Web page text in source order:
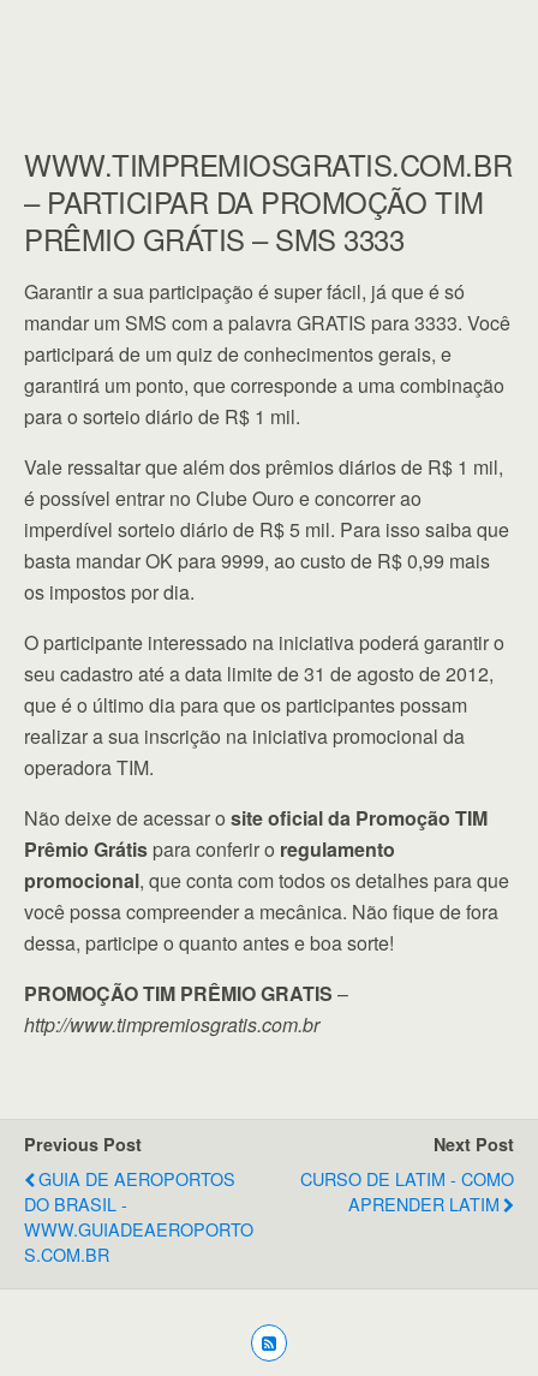
WWW.TIMPREMIOSGRATIS.COM.BR
– PARTICIPAR DA PROMOÇÃO TIM
PRÊMIO GRÁTIS – SMS 3333
Garantir a sua participação é super fácil, já que é só
mandar um SMS com a palavra GRATIS para 3333. Você
participará de um quiz de conhecimentos gerais, e
garantirá um ponto, que corresponde a uma combinação
para o sorteio diário de R$ 1 mil.
Vale ressaltar que além dos prêmios diários de R$ 1 mil,
é possível entrar no Clube Ouro e concorrer ao
imperdível sorteio diário de R$ 5 mil. Para isso saiba que
basta mandar OK para 9999, ao custo de R$ 0,99 mais
os impostos por dia.
O participante interessado na iniciativa poderá garantir o
seu cadastro até a data limite de 31 de agosto de 2012,
que é o último dia para que os participantes possam
realizar a sua inscrição na iniciativa promocional da
operadora TIM.
Não deixe de acessar o site oficial da Promoção TIM
Prêmio Grátis para conferir o regulamento
promocional, que conta com todos os detalhes para que
você possa compreender a mecânica. Não fique de fora
dessa, participe o quanto antes e boa sorte!
PROMOÇÃO TIM PRÊMIO GRATIS –
http://www.timpremiosgratis.com.br
Previous Post
GUIA DE AEROPORTOS
DO BRASIL -
WWW.GUIADEAEROPORTO
S.COM.BR
Next Post
CURSO DE LATIM - COMO
APRENDER LATIM